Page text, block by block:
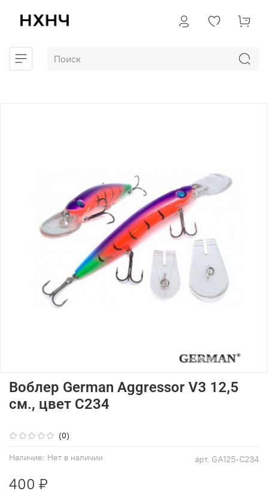
(0)
арт. GA125-C234
Наличие: Нет в наличии
Воблер German Aggressor V3 12,5
см., цвет C234
400 ₽